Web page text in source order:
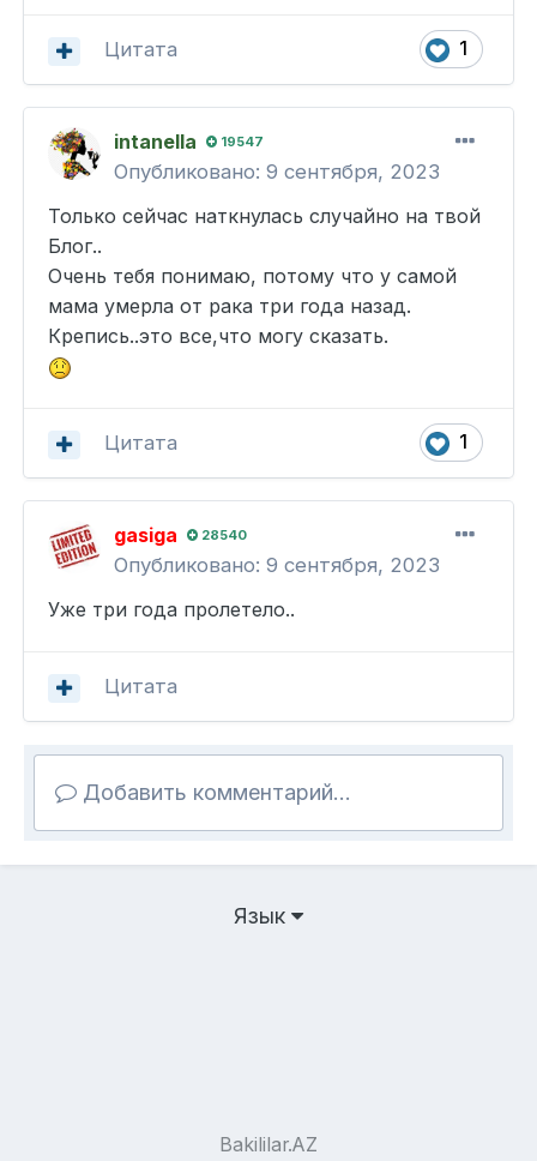
1
Цитата
intanella 19547
Опубликовано: 9 сентября, 2023
Только сейчас наткнулась случайно на твой
Блог..
Очень тебя понимаю, потому что у самой
мама умерла от рака три года назад.
Крепись..это все,что могу сказать.
1
Цитата
gasiga 28540
Опубликовано: 9 сентября, 2023
Уже три года пролетело..
Цитата
Добавить комментарий...
Язык
Bakililar.AZ